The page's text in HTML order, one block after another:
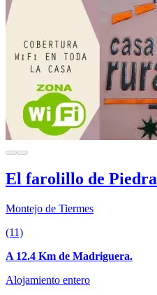
El farolillo de Piedra
Montejo de Tiermes
(11)
A 12.4 Km de Madriguera.
Alojamiento entero